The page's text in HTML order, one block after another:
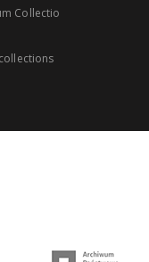
Collectio